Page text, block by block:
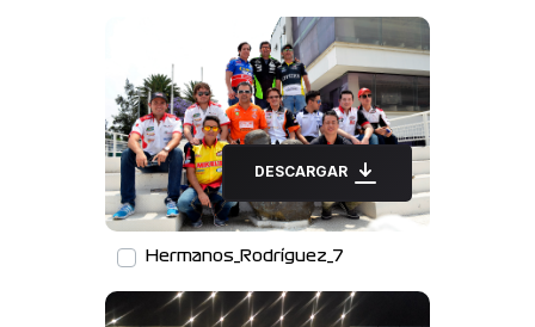
DESCARGAR
Hermanos_Rodríguez_7